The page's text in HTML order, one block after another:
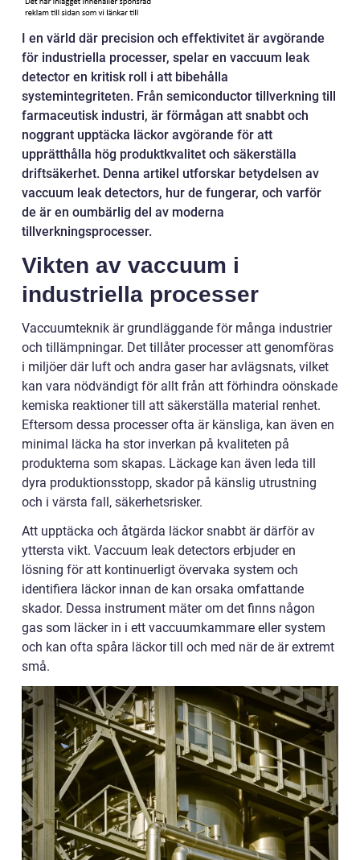
I en värld där precision och effektivitet är avgörande
för industriella processer, spelar en vaccuum leak
detector en kritisk roll i att bibehålla
systemintegriteten. Från semiconductor tillverkning till
farmaceutisk industri, är förmågan att snabbt och
noggrant upptäcka läckor avgörande för att
upprätthålla hög produktkvalitet och säkerställa
driftsäkerhet. Denna artikel utforskar betydelsen av
vaccuum leak detectors, hur de fungerar, och varför
de är en oumbärlig del av moderna
tillverkningsprocesser.
Vikten av vaccuum i
industriella processer
Vaccuumteknik är grundläggande för många industrier
och tillämpningar. Det tillåter processer att genomföras
i miljöer där luft och andra gaser har avlägsnats, vilket
kan vara nödvändigt för allt från att förhindra oönskade
kemiska reaktioner till att säkerställa material renhet.
Eftersom dessa processer ofta är känsliga, kan även en
minimal läcka ha stor inverkan på kvaliteten på
produkterna som skapas. Läckage kan även leda till
dyra produktionsstopp, skador på känslig utrustning
och i värsta fall, säkerhetsrisker.
Att upptäcka och åtgärda läckor snabbt är därför av
yttersta vikt. Vaccuum leak detectors erbjuder en
lösning för att kontinuerligt övervaka system och
identifiera läckor innan de kan orsaka omfattande
skador. Dessa instrument mäter om det finns någon
gas som läcker in i ett vaccuumkammare eller system
och kan ofta spåra läckor till och med när de är extremt
små.